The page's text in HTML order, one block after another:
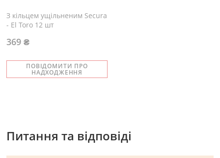
З кільцем ущільненим Secura
- El Toro 12 шт
ПОВІДОМИТИ ПРО
НАДХОДЖЕННЯ
369 ₴
Питання та відповіді